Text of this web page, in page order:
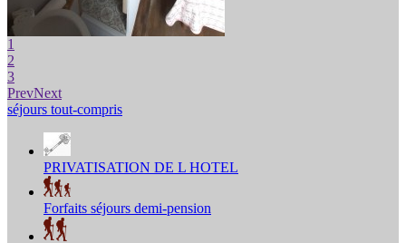
1
2
3
PrevNext
séjours tout-compris
PRIVATISATION DE L HOTEL
Forfaits séjours demi-pension